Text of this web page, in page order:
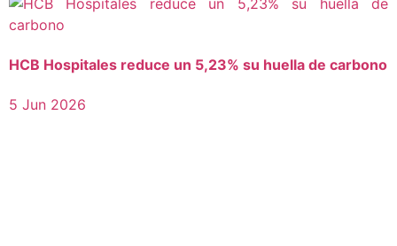
HCB Hospitales reduce un 5,23% su huella de carbono
5 Jun 2026